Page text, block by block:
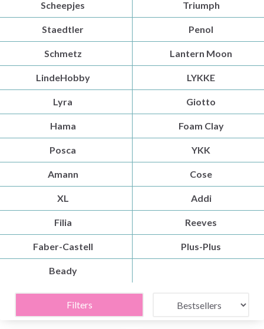
Scheepjes Triumph
Staedtler Penol
Schmetz Lantern Moon
LindeHobby LYKKE
Lyra Giotto
Hama Foam Clay
Posca YKK
Amann Cose
XL Addi
Filia Reeves
Faber-Castell Plus-Plus
Beady
Filters